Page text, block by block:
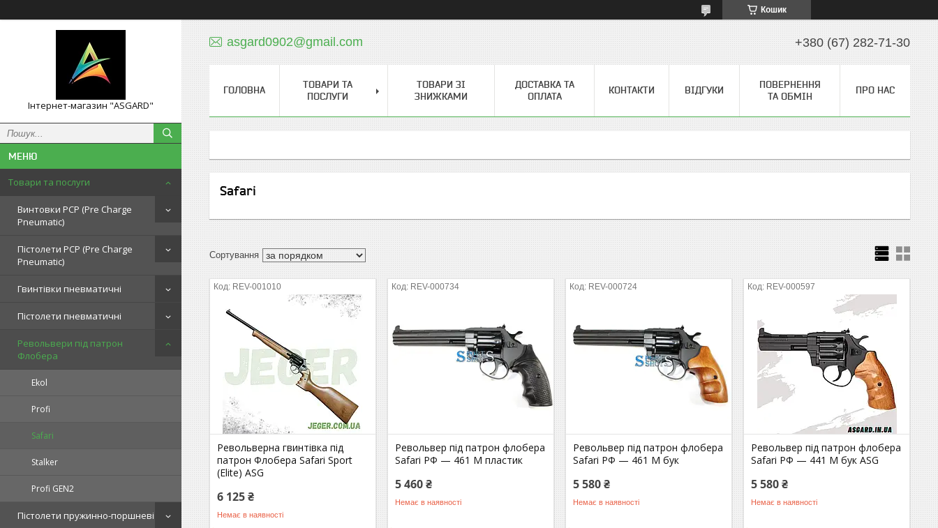
Кошик
Інтернет-магазин "ASGARD"
Товари та послуги
Винтовки PCP (Pre Charge
Pneumatic)
Пістолети PCP (Pre Charge
Pneumatic)
Гвинтівки пневматичні
Пістолети пневматичні
Револьвери під патрон
Флобера
Ekol
Profi
Safari
Stalker
Profi GEN2
Пістолети пружинно-поршневі
asgard0902@gmail.com +380 (67) 282-71-30
ГОЛОВНА
ТОВАРИ ТА
ПОСЛУГИ
ТОВАРИ ЗІ
ЗНИЖКАМИ
ДОСТАВКА ТА
ОПЛАТА
КОНТАКТИ ВІДГУКИ
ПОВЕРНЕННЯ
ТА ОБМІН
ПРО НАС
Safari
REV-001010
Револьверна гвинтівка під
патрон Флобера Safari Sport
(Elite) ASG
6 125 ₴
Немає в наявності
REV-000734
Револьвер під патрон флобера
Safari РФ — 461 М пластик
5 460 ₴
Немає в наявності
REV-000724
Револьвер під патрон флобера
Safari РФ — 461 М бук
5 580 ₴
Немає в наявності
REV-000597
Револьвер під патрон флобера
Safari РФ — 441 М бук ASG
5 580 ₴
Немає в наявності